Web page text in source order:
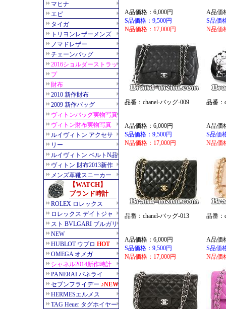
A品価格：6,000円
S品価格：9,500円
N品価格：17,000円
A品価
S品価
N品価
品番：chanel-バッグ-009
A品価格：6,000円
S品価格：9,500円
N品価格：17,000円
品番：
A品価
S品価
N品価
品番：chanel-バッグ-013
A品価格：6,000円
S品価格：9,500円
N品価格：17,000円
品番：
A品価
S品価
N品価